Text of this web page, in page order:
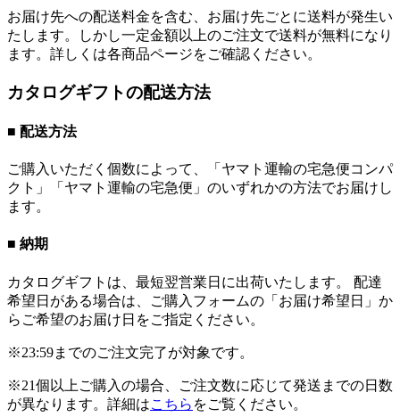
お届け先への配送料金を含む、お届け先ごとに送料が発生い
たします。しかし一定金額以上のご注文で送料が無料になり
ます。詳しくは各商品ページをご確認ください。
カタログギフトの配送方法
■ 配送方法
ご購入いただく個数によって、「ヤマト運輸の宅急便コンパ
クト」「ヤマト運輸の宅急便」のいずれかの方法でお届けし
ます。
■ 納期
カタログギフトは、最短翌営業日に出荷いたします。 配達
希望日がある場合は、ご購入フォームの「お届け希望日」か
らご希望のお届け日をご指定ください。
※23:59までのご注文完了が対象です。
※21個以上ご購入の場合、ご注文数に応じて発送までの日数
が異なります。詳細はこちら をご覧ください。